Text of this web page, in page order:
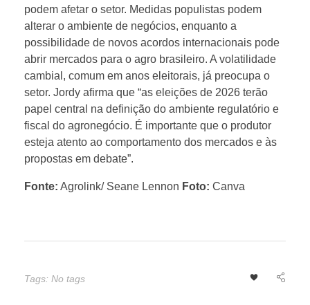
h
o
?
podem afetar o setor. Medidas populistas podem
alterar o ambiente de negócios, enquanto a
possibilidade de novos acordos internacionais pode
abrir mercados para o agro brasileiro. A volatilidade
cambial, comum em anos eleitorais, já preocupa o
setor. Jordy afirma que “as eleições de 2026 terão
papel central na definição do ambiente regulatório e
fiscal do agronegócio. É importante que o produtor
esteja atento ao comportamento dos mercados e às
propostas em debate”.
Fonte: Agrolink/ Seane Lennon Foto: Canva
Tags: No tags